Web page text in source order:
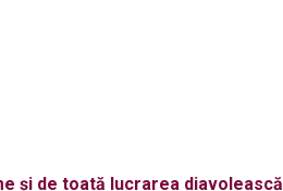
și de toată lucrarea diavolească